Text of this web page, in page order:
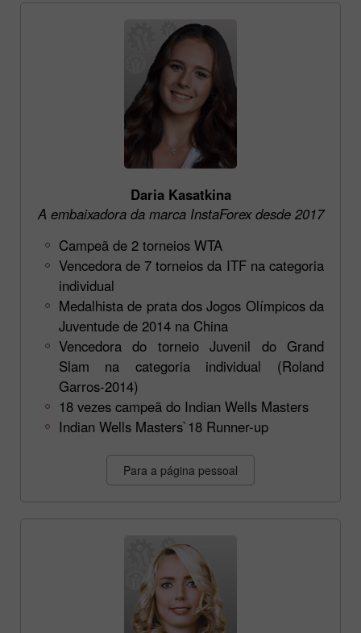
Daria Kasatkina
A embaixadora da marca InstaForex desde 2017
Campeã de 2 torneios WTA
Vencedora de 7 torneios da ITF na categoria
individual
Medalhista de prata dos Jogos Olímpicos da
Juventude de 2014 na China
Vencedora do torneio Juvenil do Grand
Slam na categoria individual (Roland
Garros-2014)
18 vezes campeã do Indian Wells Masters
Indian Wells Masters`18 Runner-up
Para a página pessoal